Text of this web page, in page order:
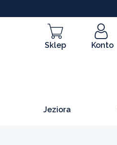
Sklep Konto
Jeziora